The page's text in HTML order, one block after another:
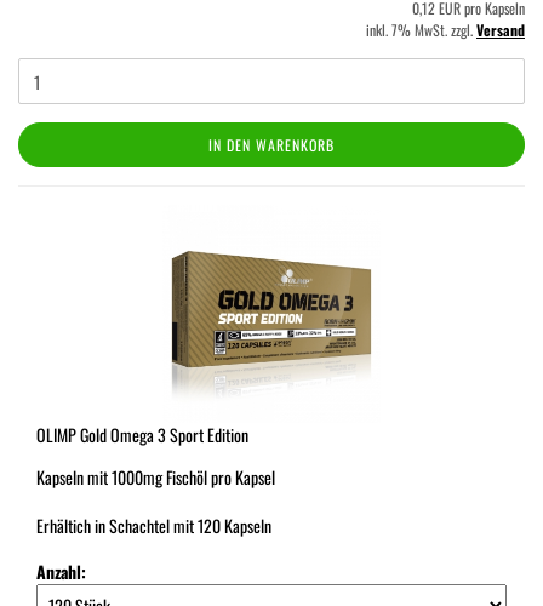
0,12 EUR pro Kapseln
inkl. 7% MwSt. zzgl.Versand
IN DEN WARENKORB
OLIMP Gold Omega 3 Sport Edition
Kapseln mit 1000mg Fischöl pro Kapsel
Erhältich in Schachtel mit 120 Kapseln
Anzahl: